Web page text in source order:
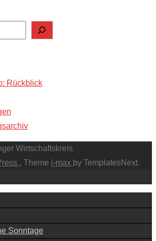
Rückblick
Wirtschaftskreis
, Theme i-max by TemplatesNext.
Sonntage